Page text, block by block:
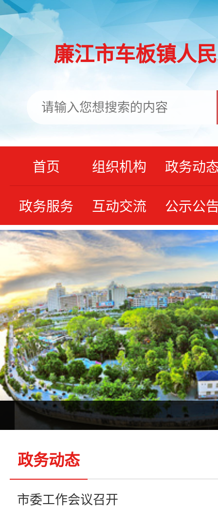
廉江市车板镇人
首页 组织机构 政务动
政务服务 互动交流 公示公
政务动态
市委工作会议召开